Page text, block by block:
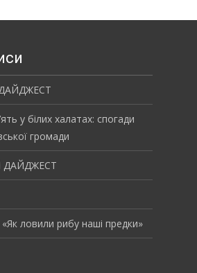
у білих халатах: спогади
громади
ДАЙДЖЕСТ
«Як ловили рибу наші предки»